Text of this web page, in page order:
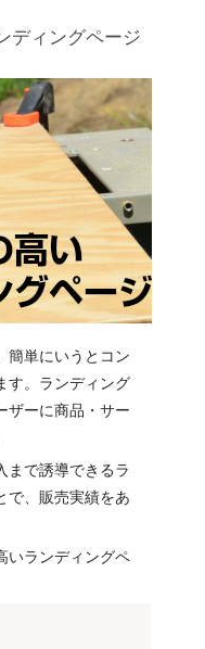
ディングページ
簡単にいうとコン
す。ランディング
ザーに商品・サー
まで誘導できるラ
で、販売実績をあ
いランディングペ